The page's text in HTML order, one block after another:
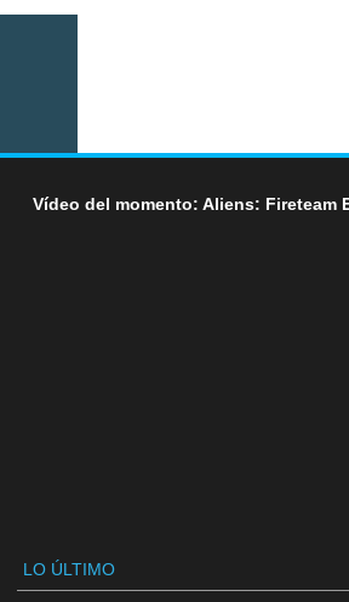
Vídeo del momento: Aliens: Fireteam
LO ÚLTIMO